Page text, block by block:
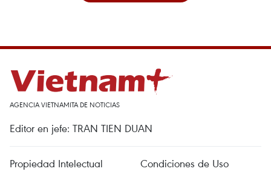
AGENCIA VIETNAMITA DE NOTICIAS
Editor en jefe: TRAN TIEN DUAN
Propiedad Intelectual
Condiciones de Uso